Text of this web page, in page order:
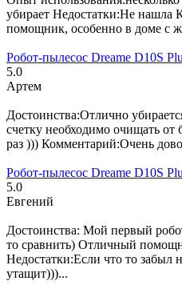
убирает Недостатки:Не
помощник, особенно в доме с
Робот-пылесос Dreame D10S
5.0
Артем
Достоинства:Отлично
счетку необходимо очищать
раз ))) Комментарий:Очень
Робот-пылесос Dreame D10S
5.0
Евгений
Достоинства: Мой первый
то сравнить) Отличный
Недостатки:Если что то забыл
утащит)))...